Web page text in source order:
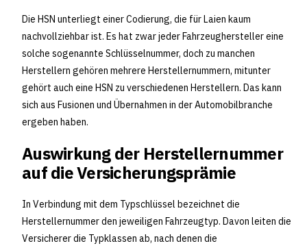
Die HSN unterliegt einer Codierung, die für Laien kaum
nachvollziehbar ist. Es hat zwar jeder Fahrzeughersteller eine
solche sogenannte Schlüsselnummer, doch zu manchen
Herstellern gehören mehrere Herstellernummern, mitunter
gehört auch eine HSN zu verschiedenen Herstellern. Das kann
sich aus Fusionen und Übernahmen in der Automobilbranche
ergeben haben.
Auswirkung der Herstellernummer
auf die Versicherungsprämie
In Verbindung mit dem Typschlüssel bezeichnet die
Herstellernummer den jeweiligen Fahrzeugtyp. Davon leiten die
Versicherer die Typklassen ab, nach denen die